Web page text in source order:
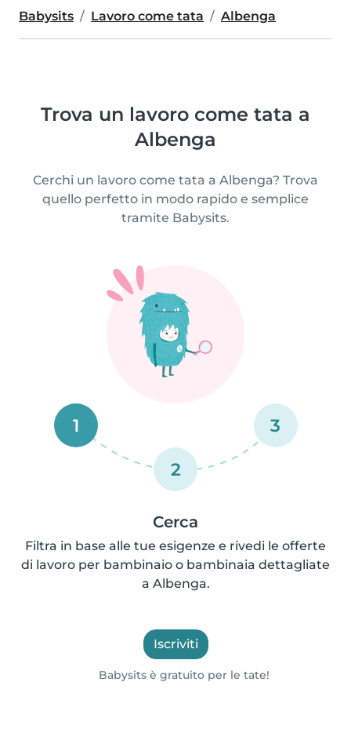
Babysits Lavoro come tata Albenga
Trova un lavoro come tata a
Albenga
Cerchi un lavoro come tata a Albenga? Trova
quello perfetto in modo rapido e semplice
tramite Babysits.
1
2
3
Cerca
Filtra in base alle tue esigenze e rivedi le offerte
di lavoro per bambinaio o bambinaia dettagliate
a Albenga.
Iscriviti
Babysits è gratuito per le tate!